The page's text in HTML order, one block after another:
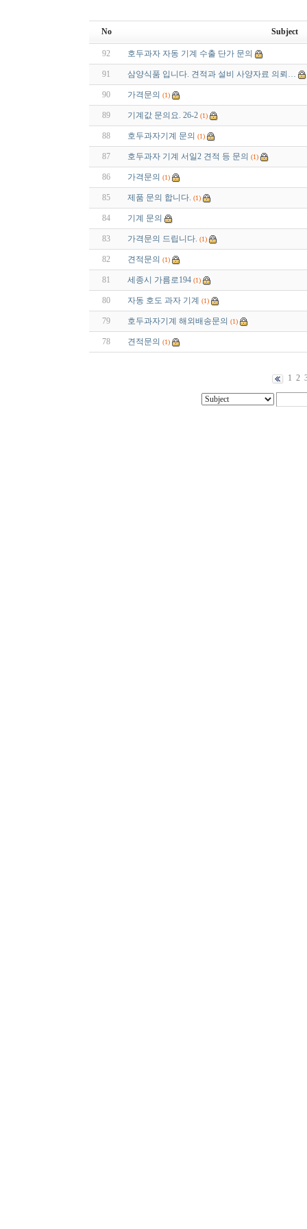
No Subject
92 호두과자 자동 기계 수출 단가 문의
91 삼양식품 입니다. 견적과 설비 사양자료 의뢰…
90 가격문의 (1)
89 기계값 문의요. 26-2 (1)
88 호두과자기계 문의 (1)
87 호두과자 기계 서일2 견적 등 문의 (1)
86 가격문의 (1)
85 제품 문의 합니다. (1)
84 기계 문의
83 가격문의 드립니다. (1)
82 견적문의 (1)
81 세종시 가름로194 (1)
80 자동 호도 과자 기계 (1)
79 호두과자기계 해외배송문의 (1)
78 견적문의 (1)
1 2